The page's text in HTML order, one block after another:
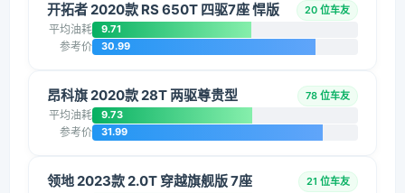
开拓者 2020款 RS 650T 四驱7座 悍版 20 位车友
平均油耗 9.71
参考价 30.99
昂科旗 2020款 28T 两驱尊贵型 78 位车友
平均油耗 9.73
参考价 31.99
领地 2023款 2.0T 穿越旗舰版 7座 21 位车友